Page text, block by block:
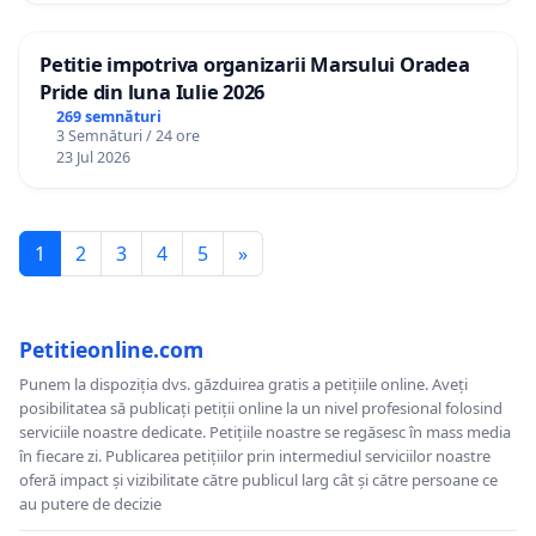
Petitie impotriva organizarii Marsului Oradea
Pride din luna Iulie 2026
269 semnături
3 Semnături / 24 ore
23 Jul 2026
1 2 3 4 5 »
Petitieonline.com
Punem la dispoziția dvs. găzduirea gratis a petițiile online. Aveți
posibilitatea să publicați petiții online la un nivel profesional folosind
serviciile noastre dedicate. Petițiile noastre se regăsesc în mass media
în fiecare zi. Publicarea petițiilor prin intermediul serviciilor noastre
oferă impact și vizibilitate către publicul larg cât și către persoane ce
au putere de decizie